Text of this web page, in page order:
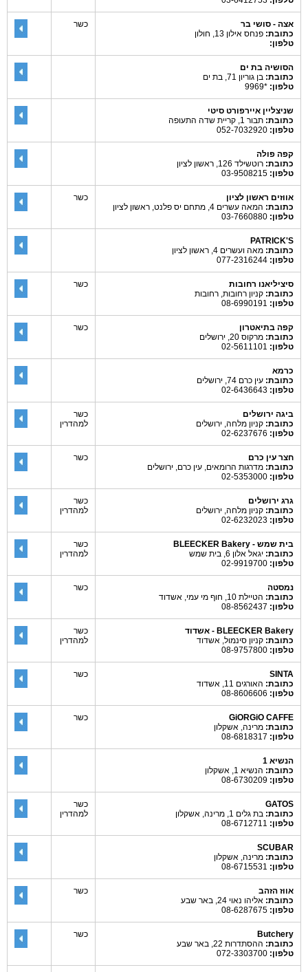
אצה - סושי בר
כתובת: פנחס אילון 13, חולון
טלפון:
כשר
הסושיה בת ים
כתובת: בן גוריון 71, בת ים
טלפון: *9969
שניצליין איירפורט סיטי
כתובת: תבור 1, קריית שדה התעופה
טלפון:
קפה פולה
כתובת: רוטשילד 126, ראשון לציון
טלפון:
אווזים ראשון לציון
כתובת: המאה עשרים 4, מתחם יס פלנט, ראשון לציון
טלפון:
כשר
PATRICK'S
כתובת: מאה ועשרים 4, ראשון לציון
טלפון:
סיציליאנו רחובות
כתובת: קניון רחובות, רחובות
טלפון:
כשר
קפה בתיאטרון
כתובת: מרקוס 20, ירושלים
טלפון:
כשר
כרמא
כתובת: עין כרם 74, ירושלים
טלפון:
ביגה ירושלים
כתובת: קניון מלחה, ירושלים
טלפון:
כשר
למהדרין
חצר עין כרם
כתובת: מדרגות הרומאים, עין כרם, ירושלים
טלפון:
כשר
גרג ירושלים
כתובת: קניון מלחה, ירושלים
טלפון:
כשר
למהדרין
בית שמש - BLEECKER Bakery
כתובת: יגאל אלון 6, בית שמש
טלפון:
כשר
למהדרין
נמסטה
כתובת: הטיילת 10, חוף מי עמי, אשדוד
טלפון:
כשר
BLEECKER Bakery - אשדוד
כתובת: קניון סינמול, אשדוד
טלפון:
כשר
למהדרין
SINTA
כתובת: האורגים 11, אשדוד
טלפון:
כשר
GiORGiO CAFFE
כתובת: מרינה, אשקלון
טלפון:
כשר
הנשיא 1
כתובת: הנשיא 1, אשקלון
טלפון:
GATOS
כתובת: בת גלים 1, מרינה, אשקלון
טלפון:
כשר
למהדרין
SCUBAR
כתובת: מרינה, אשקלון
טלפון:
אווז הזהב
כתובת: אליהו נאוי 24, באר שבע
טלפון:
כשר
Butchery
כתובת: ההסתדרות 22, באר שבע
טלפון:
כשר